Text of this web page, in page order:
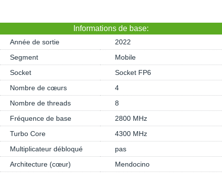
Informations de base:
Année de sortie
2022
Segment
Mobile
Socket
Socket FP6
Nombre de cœurs
4
Nombre de threads
8
Fréquence de base
2800 MHz
Turbo Core
4300 MHz
Multiplicateur débloqué
pas
Architecture (cœur)
Mendocino